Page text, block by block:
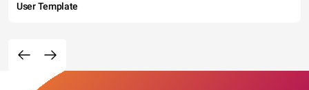
User Template